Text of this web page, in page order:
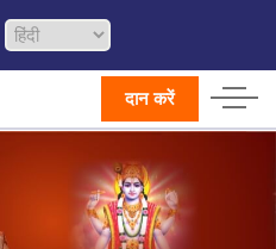
दान करें